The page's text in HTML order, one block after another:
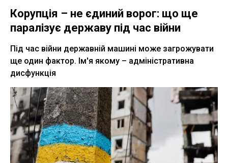
Корупція – не єдиний ворог: що ще
паралізує державу під час війни
Під час війни державній машині може загрожувати
ще один фактор. Ім'я якому – адміністративна
дисфункція